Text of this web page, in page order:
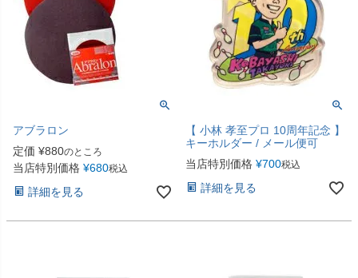
アブラロン
定価 ¥880のところ
当店特別価格 ¥680税込
詳細を見る
【 小林 孝至プロ 10周年記念 】
キーホルダー / メール便可
当店特別価格 ¥700税込
詳細を見る